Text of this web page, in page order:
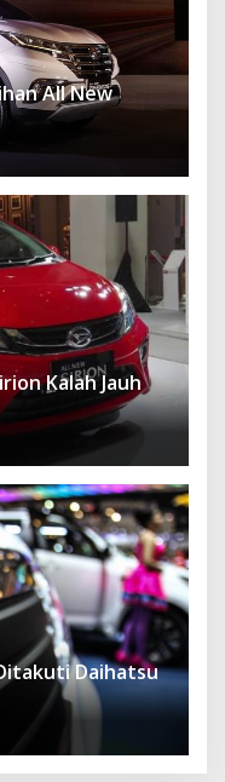
All New
Kalah Jauh
Daihatsu